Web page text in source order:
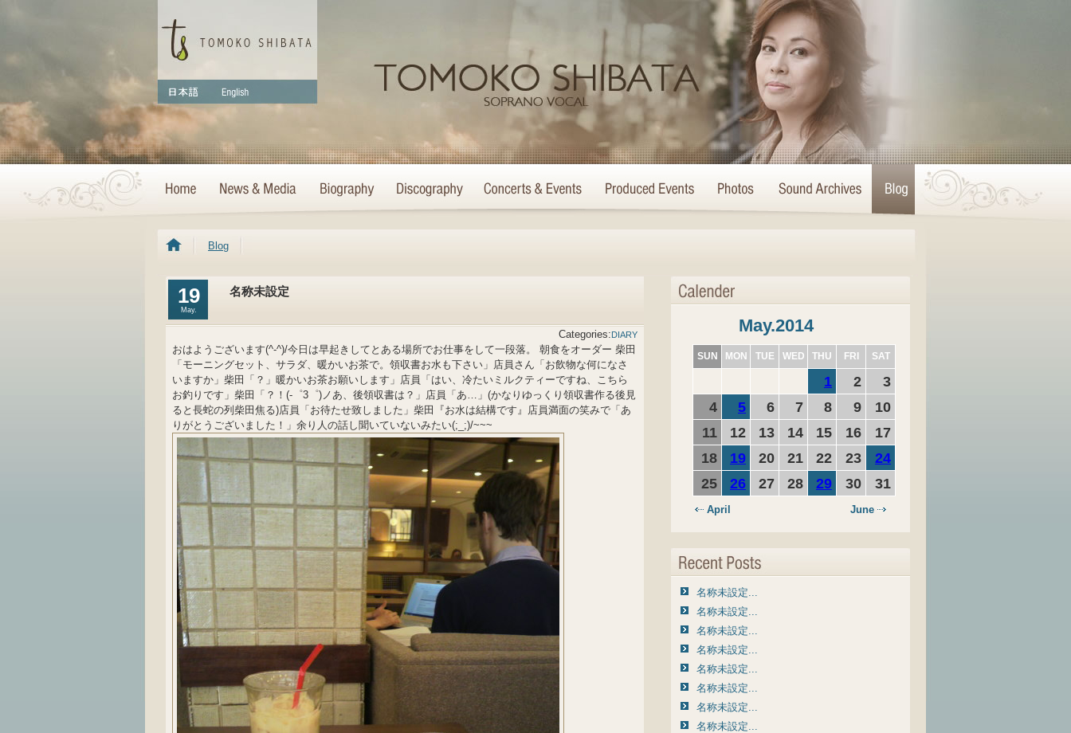
Blog
19
May.
名称未設定
Categories:DIARY
おはようございます(^-^)/今日は早起きしてとある場所でお仕事をして一段落。 朝食をオーダー 柴田
「モーニングセット、サラダ、暖かいお茶で。領収書お水も下さい」店員さん「お飲物な何になさ
いますか」柴田「？」暖かいお茶お願いします」店員「はい、冷たいミルクティーですね、こちら
お釣りです」柴田「？！(-゜3゜)ノあ、後領収書は？」店員「あ…」(かなりゆっくり領収書作る後見
ると長蛇の列柴田焦る)店員「お待たせ致しました」柴田『お水は結構です』店員満面の笑みで「あ
りがとうございました！」余り人の話し聞いていないみたい(;_;)/~~~
May.2014
SUN MON TUE WED THU FRI SAT
1 2
3
4
5 6 7 8 9
10
11
12 13 14 15 16
17
18
19 20 21 22 23
24
25
26 27 28 29 30 31
April June
名称未設定...
名称未設定...
名称未設定...
名称未設定...
名称未設定...
名称未設定...
名称未設定...
名称未設定...